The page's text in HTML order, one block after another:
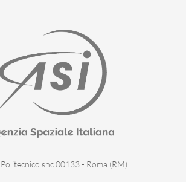
snc 00133 - Roma (RM)